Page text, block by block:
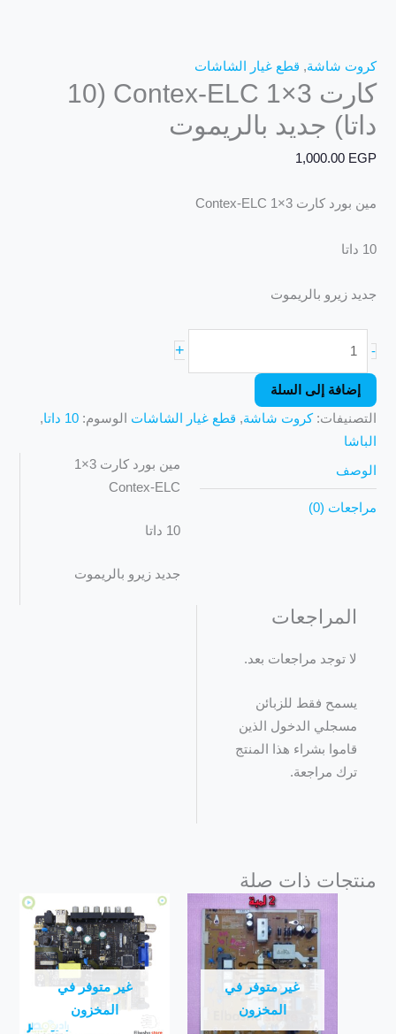
كروت شاشة, قطع غيار الشاشات
كارت 3×1 Contex-ELC (10
داتا) جديد بالريموت
1,000.00 EGP
مين بورد كارت 3×1 Contex-ELC
10 داتا
جديد زيرو بالريموت
-
+
إضافة إلى السلة
التصنيفات:كروت شاشة, قطع غيار الشاشات الوسوم:10 داتا
,
الباشا
الوصف
مراجعات (0)
مين بورد كارت 3×1
Contex-ELC
10 داتا
جديد زيرو بالريموت
المراجعات
لا توجد مراجعات بعد.
يسمح فقط للزبائن
مسجلي الدخول الذين
قاموا بشراء هذا المنتج
ترك مراجعة.
منتجات ذات صلة
غير متوفر في
المخزون
غير متوفر في
المخزون